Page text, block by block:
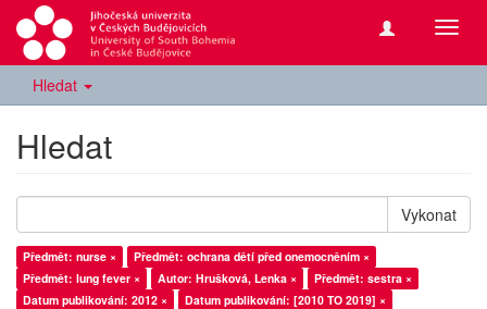
Hledat
Hledat
Vykonat
Předmět: nurse ×
Předmět: ochrana dětí před onemocněním ×
Předmět: lung fever ×
Autor: Hrušková, Lenka ×
Předmět: sestra ×
Datum publikování: 2012 ×
Datum publikování: [2010 TO 2019] ×